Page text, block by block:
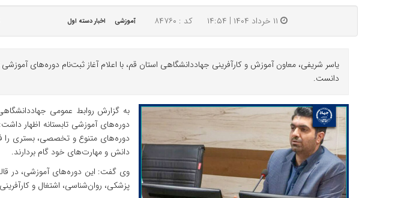
کد : ۸۴۷۶۰ آموزشی اخبار دسته اول
یاسر شریفی، معاون آموزش و کارآفرینی جهاددانشگاهی استان قم، با اعلام آغاز ثبت‌نام دوره‌های
دانست.
به گزارش روابط عمومی
دوره‌های آموزشی تابستانه اظهار
دوره‌های متنوع و تخصصی، بستری را
دانش و مهارت‌های خود گام بردارند.
وی گفت: این دوره‌های آموزشی، در
پزشکی، روان‌شناسی، اشتغال و